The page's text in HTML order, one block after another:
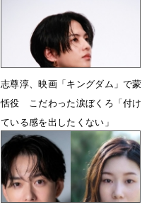
志尊淳、映画「キングダム」で蒙
恬役 こだわった涙ぼくろ「付け
ている感を出したくない」
7月17日 20時24分